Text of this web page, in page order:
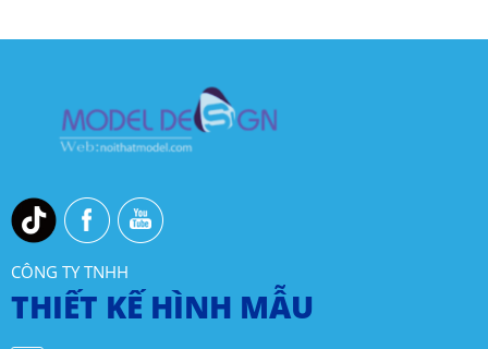
CÔNG TY TNHH
THIẾT KẾ HÌNH MẪU